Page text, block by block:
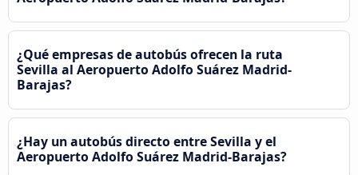
¿Qué empresas de autobús ofrecen la ruta
Sevilla al Aeropuerto Adolfo Suárez Madrid-
Barajas?
¿Hay un autobús directo entre Sevilla y el
Aeropuerto Adolfo Suárez Madrid-Barajas?